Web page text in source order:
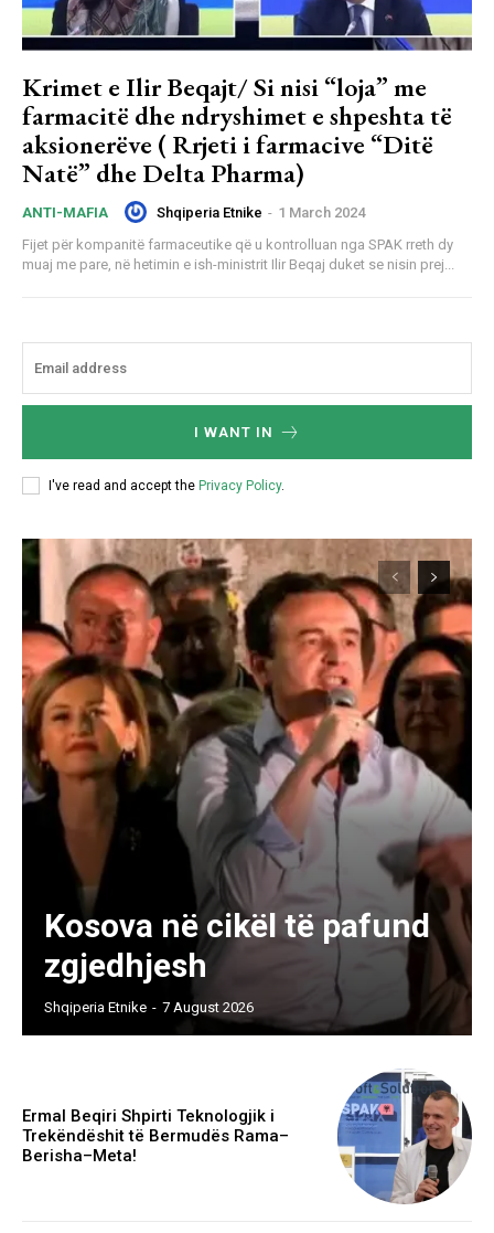
Krimet e Ilir Beqajt/ Si nisi “loja” me
farmacitë dhe ndryshimet e shpeshta të
aksionerëve ( Rrjeti i farmacive “Ditë
Natë” dhe Delta Pharma)
ANTI-MAFIA Shqiperia Etnike - 1 March 2024
Fijet për kompanitë farmaceutike që u kontrolluan nga SPAK rreth dy
muaj me pare, në hetimin e ish-ministrit Ilir Beqaj duket se nisin prej...
I WANT IN
I've read and accept the Privacy Policy.
Kosova në cikël të pafund
zgjedhjesh
Shqiperia Etnike - 7 August 2026
Ermal Beqiri Shpirti Teknologjik i
Trekëndëshit të Bermudës Rama–
Berisha–Meta!